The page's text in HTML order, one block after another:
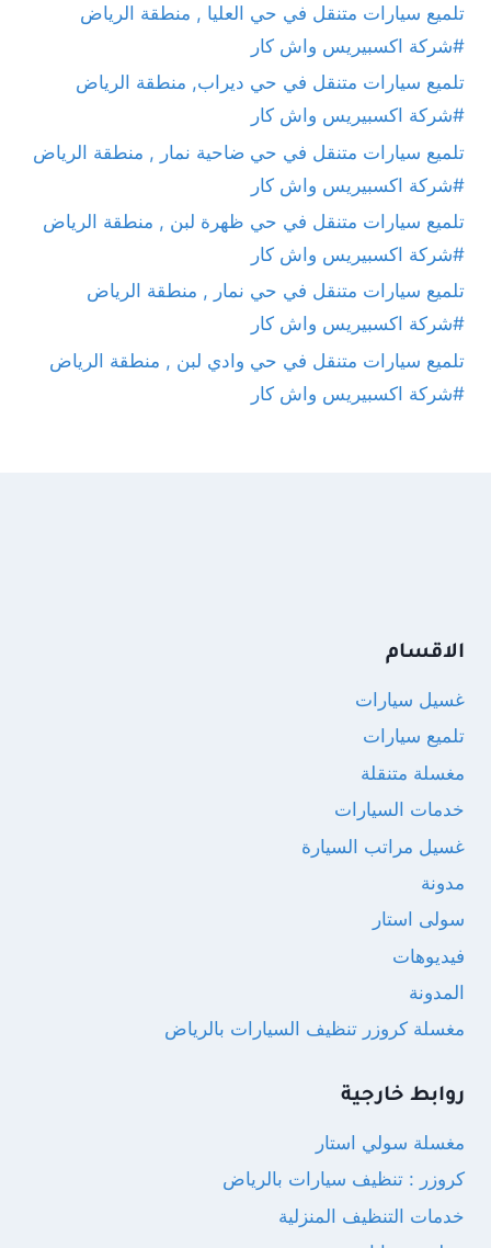
تلميع سيارات متنقل في حي العليا , منطقة الرياض
#شركة اكسبيريس واش كار
تلميع سيارات متنقل في حي ديراب, منطقة الرياض
#شركة اكسبيريس واش كار
تلميع سيارات متنقل في حي ضاحية نمار , منطقة الرياض
#شركة اكسبيريس واش كار
تلميع سيارات متنقل في حي ظهرة لبن , منطقة الرياض
#شركة اكسبيريس واش كار
تلميع سيارات متنقل في حي نمار , منطقة الرياض
#شركة اكسبيريس واش كار
تلميع سيارات متنقل في حي وادي لبن , منطقة الرياض
#شركة اكسبيريس واش كار
الاقسام
غسيل سيارات
تلميع سيارات
مغسلة متنقلة
خدمات السيارات
غسيل مراتب السيارة
مدونة
سولى استار
فيديوهات
المدونة
مغسلة كروزر تنظيف السيارات بالرياض
روابط خارجية
مغسلة سولي استار
كروزر : تنظيف سيارات بالرياض
خدمات التنظيف المنزلية